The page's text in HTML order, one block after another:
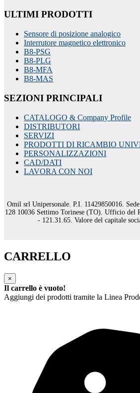
ULTIMI PRODOTTI
Sensore di posizione analogico
Interrutore magnetico elettronico
B8-PSG
B8-PLG
B8-MFA
B8-MAS
SEZIONI PRINCIPALI
CATALOGO & Company Profile
DISTRIBUTORI
SERVIZI
PRODOTTI DI RICAMBIO
PERSONALIZZAZIONI
CAD/DATI
LAVORA CON NOI
Omil srl Unipersonale. P.I. 11429850016.
128 10036 Settimo Torinese (TO). Ufficio del
- 121.31.65. Valore del capitale
CARRELLO
×
Il carrello è vuoto!
Aggiungi dei prodotti tramite la Linea